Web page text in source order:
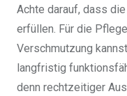
Achte darauf, dass
erfüllen. Für die
Verschmutzung
langfristig
denn rechtzeitiger